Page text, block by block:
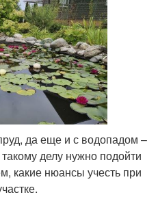
да еще и с водопадом –
делу нужно подойти
какие нюансы учесть при